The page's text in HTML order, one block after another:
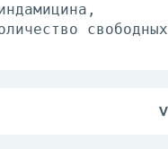
свободных